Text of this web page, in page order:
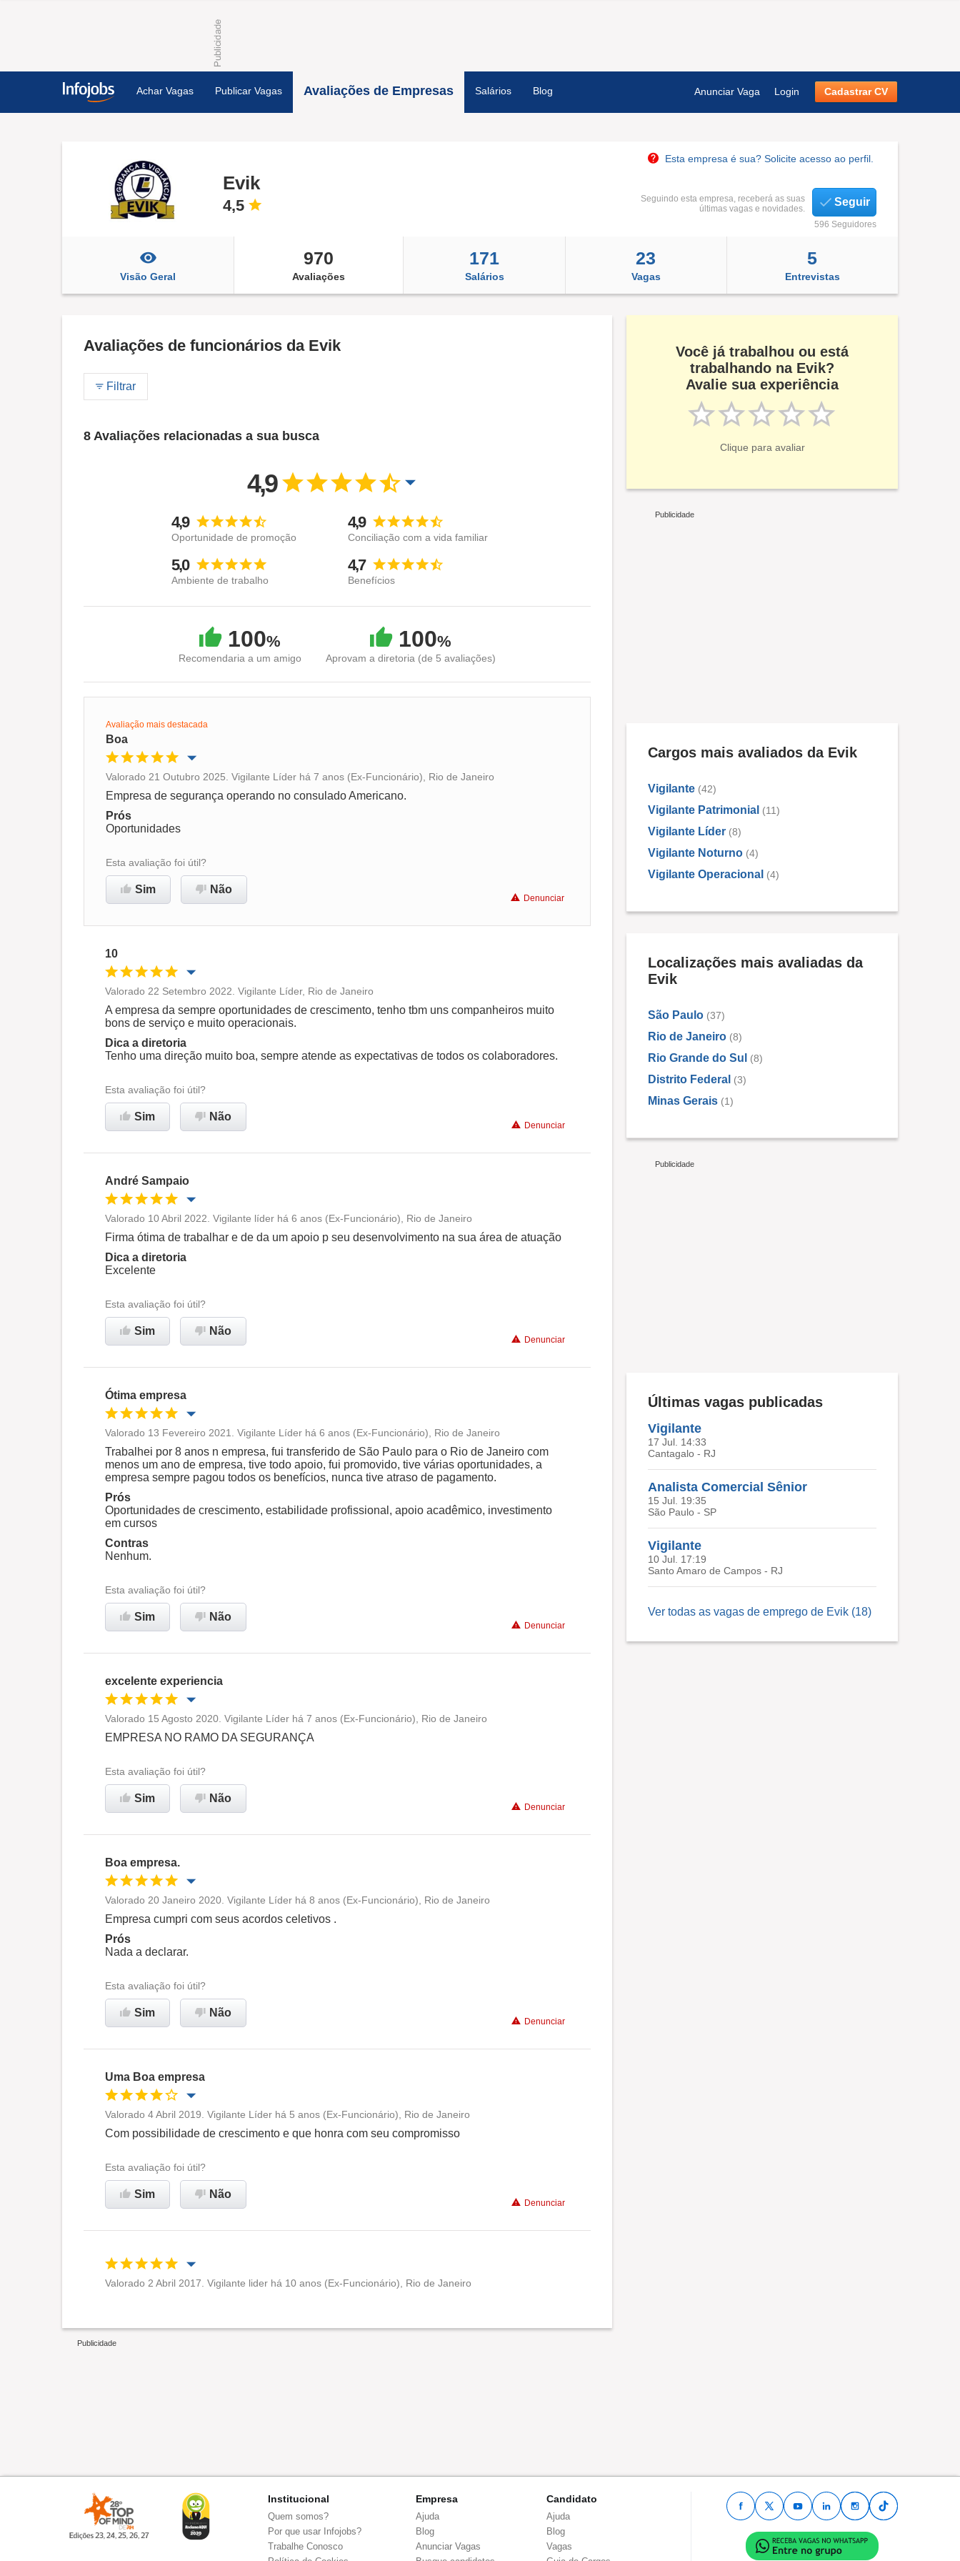
Achar Vagas Publicar Vagas Avaliações de Empresas Salários Blog Anunciar Vaga Login Cadastrar CV
Esta empresa é sua? Solicite acesso ao perfil.
Evik
4,5
Seguindo esta empresa, receberá as suas
últimas vagas e novidades.
Seguir
596 Seguidores
Visão Geral
970
Avaliações
171
Salários
23
Vagas
5
Entrevistas
Avaliações de funcionários da Evik
Filtrar
8 Avaliações relacionadas a sua busca
4,9
4,9
Oportunidade de promoção
4,9
Conciliação com a vida familiar
5,0
Ambiente de trabalho
4,7
Benefícios
100%
Recomendaria a um amigo
100%
Aprovam a diretoria (de 5 avaliações)
Avaliação mais destacada
Boa
Oportunidade de promoção
Ambiente de trabalho
Conciliação com a vida familiar
Recomenda esta empresa
Valorado 21 Outubro 2025. Vigilante Líder há 7 anos (Ex-Funcionário), Rio de Janeiro
Empresa de segurança operando no consulado Americano.
Prós
Oportunidades
Esta avaliação foi útil?
Sim Não
Denunciar
10
Oportunidade de promoção
Ambiente de trabalho
Conciliação com a vida familiar
Valorado 22 Setembro 2022. Vigilante Líder, Rio de Janeiro
A empresa da sempre oportunidades de crescimento, tenho tbm uns companheiros muito
bons de serviço e muito operacionais.
Dica a diretoria
Tenho uma direção muito boa, sempre atende as expectativas de todos os colaboradores.
Esta avaliação foi útil?
Sim Não
Denunciar
André Sampaio
Oportunidade de promoção
Ambiente de trabalho
Conciliação com a vida familiar
Recomenda esta empresa
Valorado 10 Abril 2022. Vigilante líder há 6 anos (Ex-Funcionário), Rio de Janeiro
Firma ótima de trabalhar e de da um apoio p seu desenvolvimento na sua área de atuação
Dica a diretoria
Excelente
Esta avaliação foi útil?
Sim Não
Denunciar
Ótima empresa
Oportunidade de promoção
Ambiente de trabalho
Conciliação com a vida familiar
Benefícios
Recomenda esta empresa
Valorado 13 Fevereiro 2021. Vigilante Líder há 6 anos (Ex-Funcionário), Rio de Janeiro
Trabalhei por 8 anos n empresa, fui transferido de São Paulo para o Rio de Janeiro com
menos um ano de empresa, tive todo apoio, fui promovido, tive várias oportunidades, a
empresa sempre pagou todos os benefícios, nunca tive atraso de pagamento.
Prós
Oportunidades de crescimento, estabilidade profissional, apoio acadêmico, investimento
em cursos
Contras
Nenhum.
Esta avaliação foi útil?
Sim Não
Denunciar
excelente experiencia
Oportunidade de promoção
Ambiente de trabalho
Recomenda esta empresa
Valorado 15 Agosto 2020. Vigilante Líder há 7 anos (Ex-Funcionário), Rio de Janeiro
EMPRESA NO RAMO DA SEGURANÇA
Esta avaliação foi útil?
Sim Não
Denunciar
Boa empresa.
Oportunidade de promoção
Ambiente de trabalho
Conciliação com a vida familiar
Recomenda esta empresa
Valorado 20 Janeiro 2020. Vigilante Líder há 8 anos (Ex-Funcionário), Rio de Janeiro
Empresa cumpri com seus acordos celetivos .
Prós
Nada a declarar.
Esta avaliação foi útil?
Sim Não
Denunciar
Uma Boa empresa
Oportunidade de promoção
Ambiente de trabalho
Conciliação com a vida familiar
Recomenda esta empresa
Valorado 4 Abril 2019. Vigilante Líder há 5 anos (Ex-Funcionário), Rio de Janeiro
Com possibilidade de crescimento e que honra com seu compromisso
Esta avaliação foi útil?
Sim Não
Denunciar
Ambiente de trabalho Benefícios
Valorado 2 Abril 2017. Vigilante lider há 10 anos (Ex-Funcionário), Rio de Janeiro
Você já trabalhou ou está
trabalhando na Evik?
Avalie sua experiência
Clique para avaliar
Cargos mais avaliados da Evik
Vigilante (42)
Vigilante Patrimonial (11)
Vigilante Líder (8)
Vigilante Noturno (4)
Vigilante Operacional (4)
Localizações mais avaliadas da
Evik
São Paulo (37)
Rio de Janeiro (8)
Rio Grande do Sul (8)
Distrito Federal (3)
Minas Gerais (1)
Últimas vagas publicadas
Vigilante
17 Jul. 14:33
Cantagalo - RJ
Analista Comercial Sênior
15 Jul. 19:35
São Paulo - SP
Vigilante
10 Jul. 17:19
Santo Amaro de Campos - RJ
Ver todas as vagas de emprego de Evik (18)
Institucional
Quem somos?
Por que usar Infojobs?
Trabalhe Conosco
Empresa
Ajuda
Blog
Anunciar Vagas
Candidato
Ajuda
Blog
Vagas